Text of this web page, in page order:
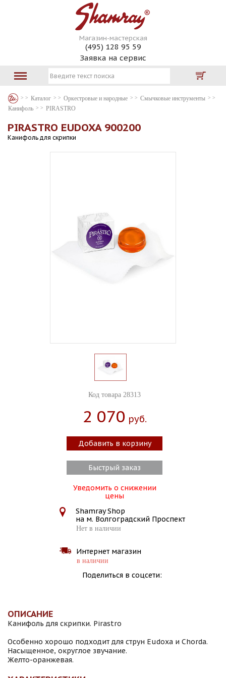
Магазин-мастерская
(495) 128 95 59
Заявка на сервис
Каталог Оркестровые и народные
Смычковые инструменты
Канифоль
PIRASTRO
PIRASTRO EUDOXA 900200
Канифоль для скрипки
Код товара 28313
2 070 Руб.
Добавить в корзину
Быстрый заказ
Уведомить о снижении
цены
Shamray Shop
на м. Волгоградский Проспект
Нет в наличии
Интернет магазин
в наличии
Поделиться в соцсети:
ОПИСАНИЕ
Канифоль для скрипки. Pirastro
Особенно хорошо подходит для струн Eudoxa и Chorda.
Насыщенное, округлое звучание.
Желто-оранжевая.